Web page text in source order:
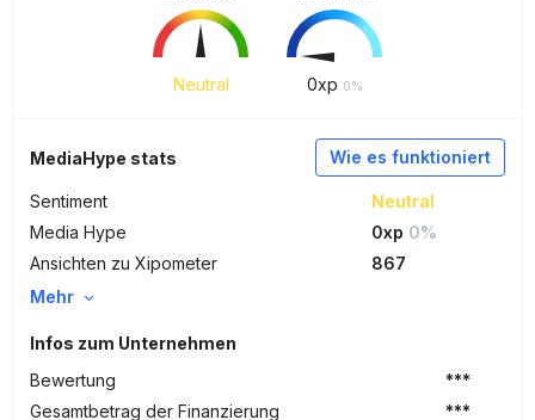
Neutral 0xp 0%
Wie es funktioniert
MediaHype stats
Sentiment
Neutral
Media Hype
0xp 0%
Ansichten zu Xipometer
867
Mehr
Infos zum Unternehmen
Bewertung
***
Gesamtbetrag der Finanzierung
***